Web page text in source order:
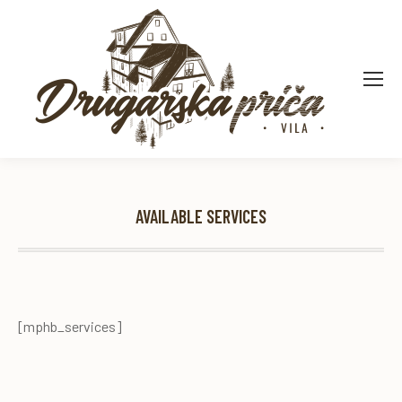
AVAILABLE SERVICES
[mphb_services]